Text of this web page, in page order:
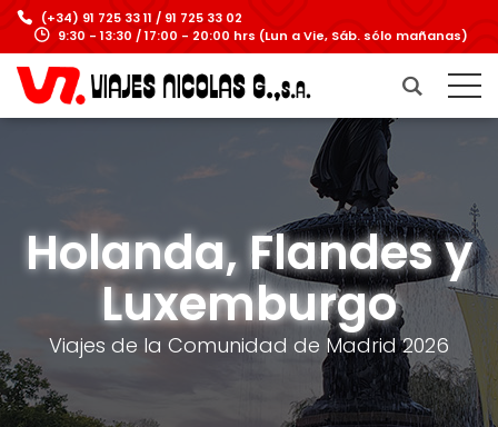
(+34) 91 725 33 11 / 91 725 33 02
9:30 - 13:30 / 17:00 - 20:00 hrs (Lun a Vie, Sáb. sólo mañanas)
Holanda, Flandes y
Luxemburgo
Viajes de la Comunidad de Madrid 2026